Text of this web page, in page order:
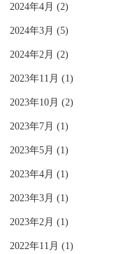
2024年4月 (2)
2024年3月 (5)
2024年2月 (2)
2023年11月 (1)
2023年10月 (2)
2023年7月 (1)
2023年5月 (1)
2023年4月 (1)
2023年3月 (1)
2023年2月 (1)
2022年11月 (1)